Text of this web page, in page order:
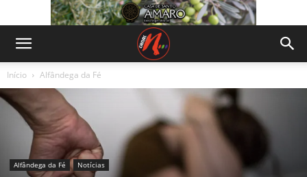
Início Alfândega da Fé
Alfândega da Fé Notícias